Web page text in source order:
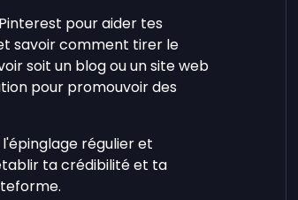
pour aider tes
savoir comment tirer le
soit un blog ou un site web
pour promouvoir des
régulier et
ta crédibilité et ta